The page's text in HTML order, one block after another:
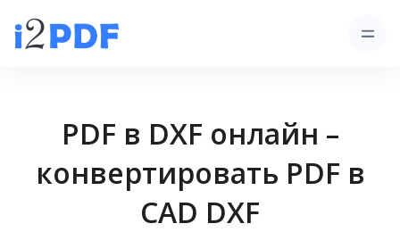
PDF в DXF онлайн –
конвертировать PDF в
CAD DXF